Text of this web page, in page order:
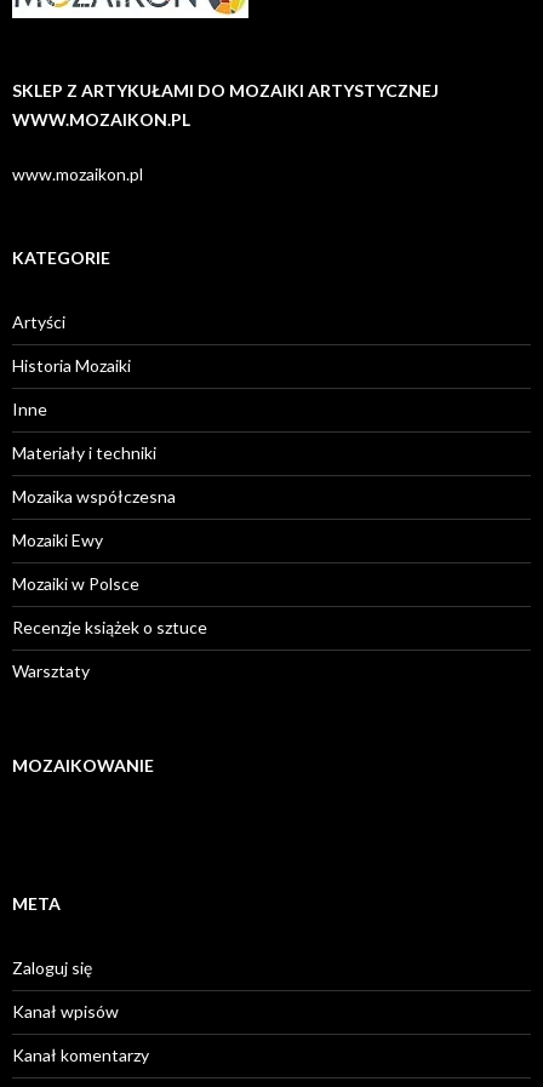
SKLEP Z ARTYKUŁAMI DO MOZAIKI ARTYSTYCZNEJ
WWW.MOZAIKON.PL
www.mozaikon.pl
KATEGORIE
Artyści
Historia Mozaiki
Inne
Materiały i techniki
Mozaika współczesna
Mozaiki Ewy
Mozaiki w Polsce
Recenzje książek o sztuce
Warsztaty
MOZAIKOWANIE
META
Zaloguj się
Kanał wpisów
Kanał komentarzy